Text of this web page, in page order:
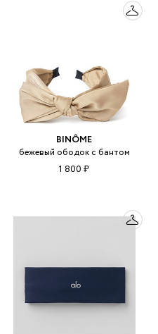
BINÔME
бежевый ободок с бантом
1 800 ₽